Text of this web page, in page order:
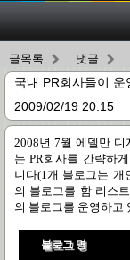
글목록 댓글
국내 PR회사들이
2009/02/19 20:15
2008년 7월 에델만 디
는 PR회사를 간략하
니다(1개 블로그는 개
의 블로그를 함 리스
의 블로그를 운영하고
블로그 명